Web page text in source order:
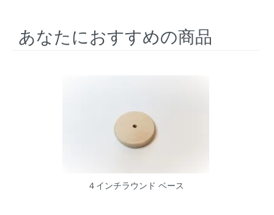
あなたにおすすめの商品
４インチラウンド ベース